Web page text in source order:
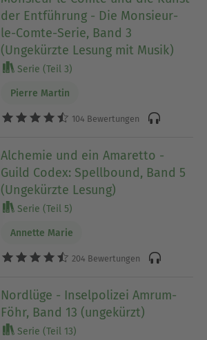
der Entführung - Die Monsieur-
le-Comte-Serie, Band 3
(Ungekürzte Lesung mit Musik)
Serie (Teil 3)
Pierre Martin
104 Bewertungen
Alchemie und ein Amaretto -
Guild Codex: Spellbound, Band 5
(Ungekürzte Lesung)
Serie (Teil 5)
Annette Marie
204 Bewertungen
Nordlüge - Inselpolizei Amrum-
Föhr, Band 13 (ungekürzt)
Serie (Teil 13)